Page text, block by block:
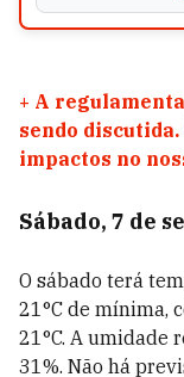
+ A
sendo discutida.
impactos no
Sábado, 7 de
O sábado terá
21°C de mínima,
21°C. A umidade
31%. Não há